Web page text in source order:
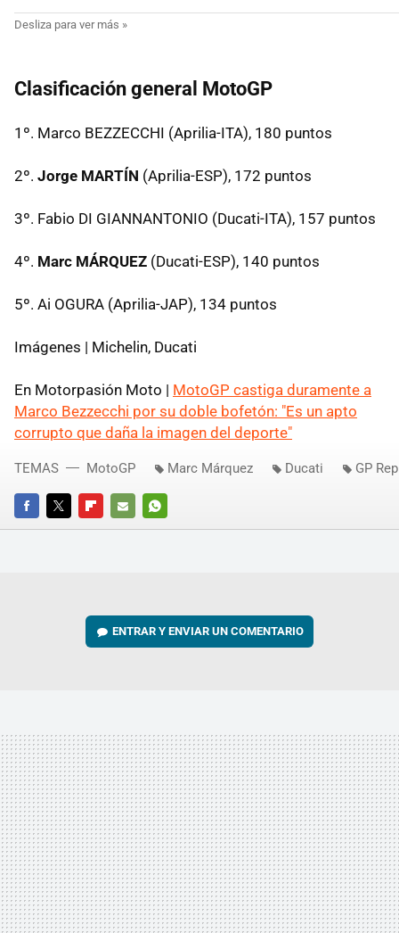
Clasificación general MotoGP
1º. Marco BEZZECCHI (Aprilia-ITA), 180 puntos
2º. Jorge MARTÍN (Aprilia-ESP), 172 puntos
3º. Fabio DI GIANNANTONIO (Ducati-ITA), 157 puntos
4º. Marc MÁRQUEZ (Ducati-ESP), 140 puntos
5º. Ai OGURA (Aprilia-JAP), 134 puntos
Imágenes | Michelin, Ducati
En Motorpasión Moto | MotoGP castiga duramente a
Marco Bezzecchi por su doble bofetón: "Es un apto
corrupto que daña la imagen del deporte"
FACEBOOKTWITTERFLIPBOARD
E-
WHATSAPP
TEMAS MotoGP Marc Márquez Ducati GP
ENTRAR Y ENVIAR UN COMENTARIO